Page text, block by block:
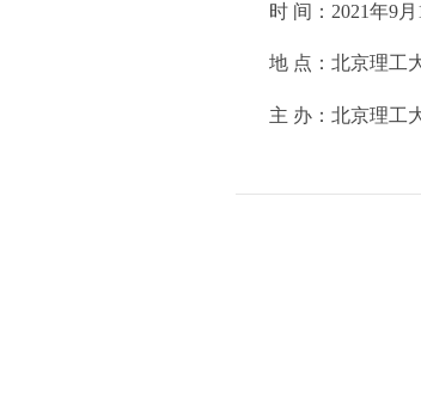
时 间：2021年9
地 点：北京理工
主 办：北京理工